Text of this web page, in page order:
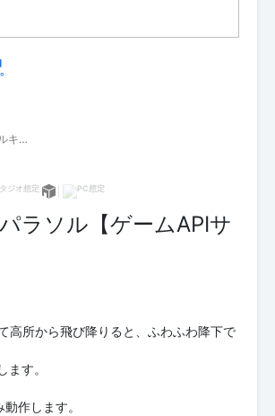
バーチャルキャスト公式 素材配布
ラソル【ゲームAPIサ
高所から飛び降りると、ふわふわ降下で
ます。
作します。